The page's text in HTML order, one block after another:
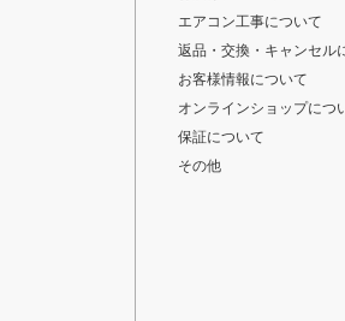
エアコン工事について
返品・交換・キャンセル
お客様情報について
オンラインショップにつ
保証について
その他